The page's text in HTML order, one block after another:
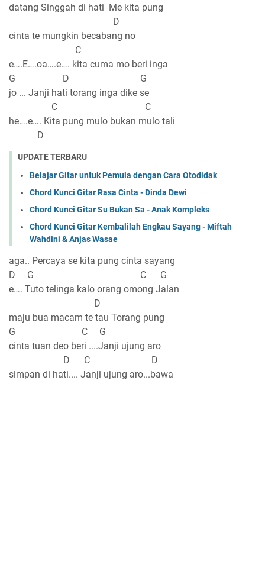
datang Singgah di hati Me kita pung
D
cinta te mungkin becabang no
C
e….E….oa….e…. kita cuma mo beri inga
G D G
jo ... Janji hati torang inga dike se
C C
he….e…. Kita pung mulo bukan mulo tali
D
UPDATE TERBARU
Belajar Gitar untuk Pemula dengan Cara Otodidak
Chord Kunci Gitar Rasa Cinta - Dinda Dewi
Chord Kunci Gitar Su Bukan Sa - Anak Kompleks
Chord Kunci Gitar Kembalilah Engkau Sayang - Miftah
Wahdini & Anjas Wasae
aga.. Percaya se kita pung cinta sayang
D G C G
e…. Tuto telinga kalo orang omong Jalan
D
maju bua macam te tau Torang pung
G C G
cinta tuan deo beri ....Janji ujung aro
D C D
simpan di hati.... Janji ujung aro...bawa